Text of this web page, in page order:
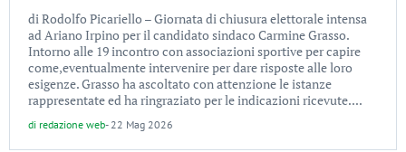
di Rodolfo Picariello – Giornata di chiusura elettorale intensa
ad Ariano Irpino per il candidato sindaco Carmine Grasso.
Intorno alle 19 incontro con associazioni sportive per capire
come,eventualmente intervenire per dare risposte alle loro
esigenze. Grasso ha ascoltato con attenzione le istanze
rappresentate ed ha ringraziato per le indicazioni ricevute....
di redazione web- 22 Mag 2026